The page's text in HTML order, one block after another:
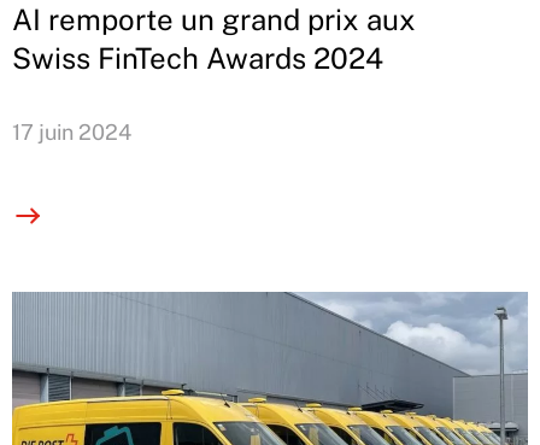
AI remporte un grand prix aux
Swiss FinTech Awards 2024
17 juin 2024